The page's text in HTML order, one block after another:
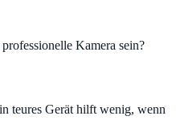
Kamera sein?
teures Gerät hilft wenig, wenn